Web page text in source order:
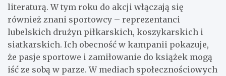
literaturą. W tym roku do akcji włączają się
również znani sportowcy – reprezentanci
lubelskich drużyn piłkarskich, koszykarskich i
siatkarskich. Ich obecność w kampanii pokazuje,
że pasje sportowe i zamiłowanie do książek mogą
iść ze sobą w parze. W mediach społecznościowych